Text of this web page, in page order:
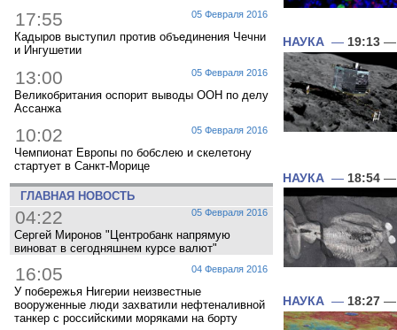
05 Февраля 2016
17:55
Кадыров выступил против объединения Чечни
и Ингушетии
05 Февраля 2016
13:00
Великобритания оспорит выводы ООН по делу
Ассанжа
05 Февраля 2016
10:02
Чемпионат Европы по бобслею и скелетону
стартует в Санкт-Морице
ГЛАВНАЯ НОВОСТЬ
05 Февраля 2016
04:22
Сергей Миронов "Центробанк напрямую
виноват в сегодняшнем курсе валют"
04 Февраля 2016
16:05
У побережья Нигерии неизвестные
вооруженные люди захватили нефтеналивной
танкер с российскими моряками на борту
НАУКА — 19:13 —
НАУКА — 18:54 —
НАУКА — 18:27 —